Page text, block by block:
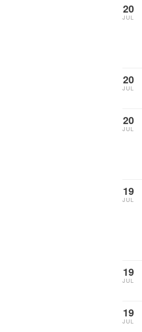
20
JUL
20
JUL
20
JUL
19
JUL
19
JUL
19
JUL